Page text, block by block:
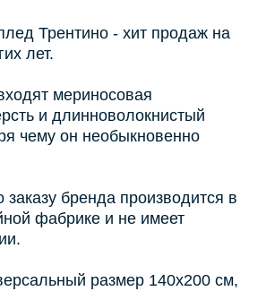
Трентино - хит продаж на
лет.
мериносовая
и длинноволокнистый
чему он необыкновенно
бренда производится в
фабрике и не имеет
размер 140х200 см,